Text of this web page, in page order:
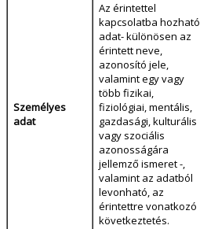
Személyes
adat
Az érintettel
kapcsolatba hozható
adat- különösen az
érintett neve,
azonosító jele,
valamint egy vagy
több fizikai,
fiziológiai, mentális,
gazdasági, kulturális
vagy szociális
azonosságára
jellemző ismeret -,
valamint az adatból
levonható, az
érintettre vonatkozó
következtetés.